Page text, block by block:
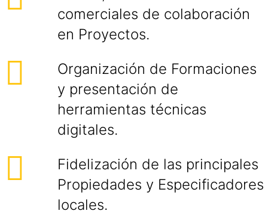
comerciales de colaboración
en Proyectos.
Organización de Formaciones
y presentación de
herramientas técnicas
digitales.
Fidelización de las principales
Propiedades y Especificadores
locales.